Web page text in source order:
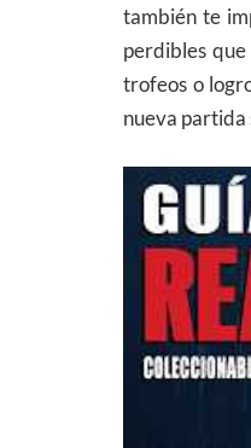
también te
perdibles
trofeos o
nueva partida